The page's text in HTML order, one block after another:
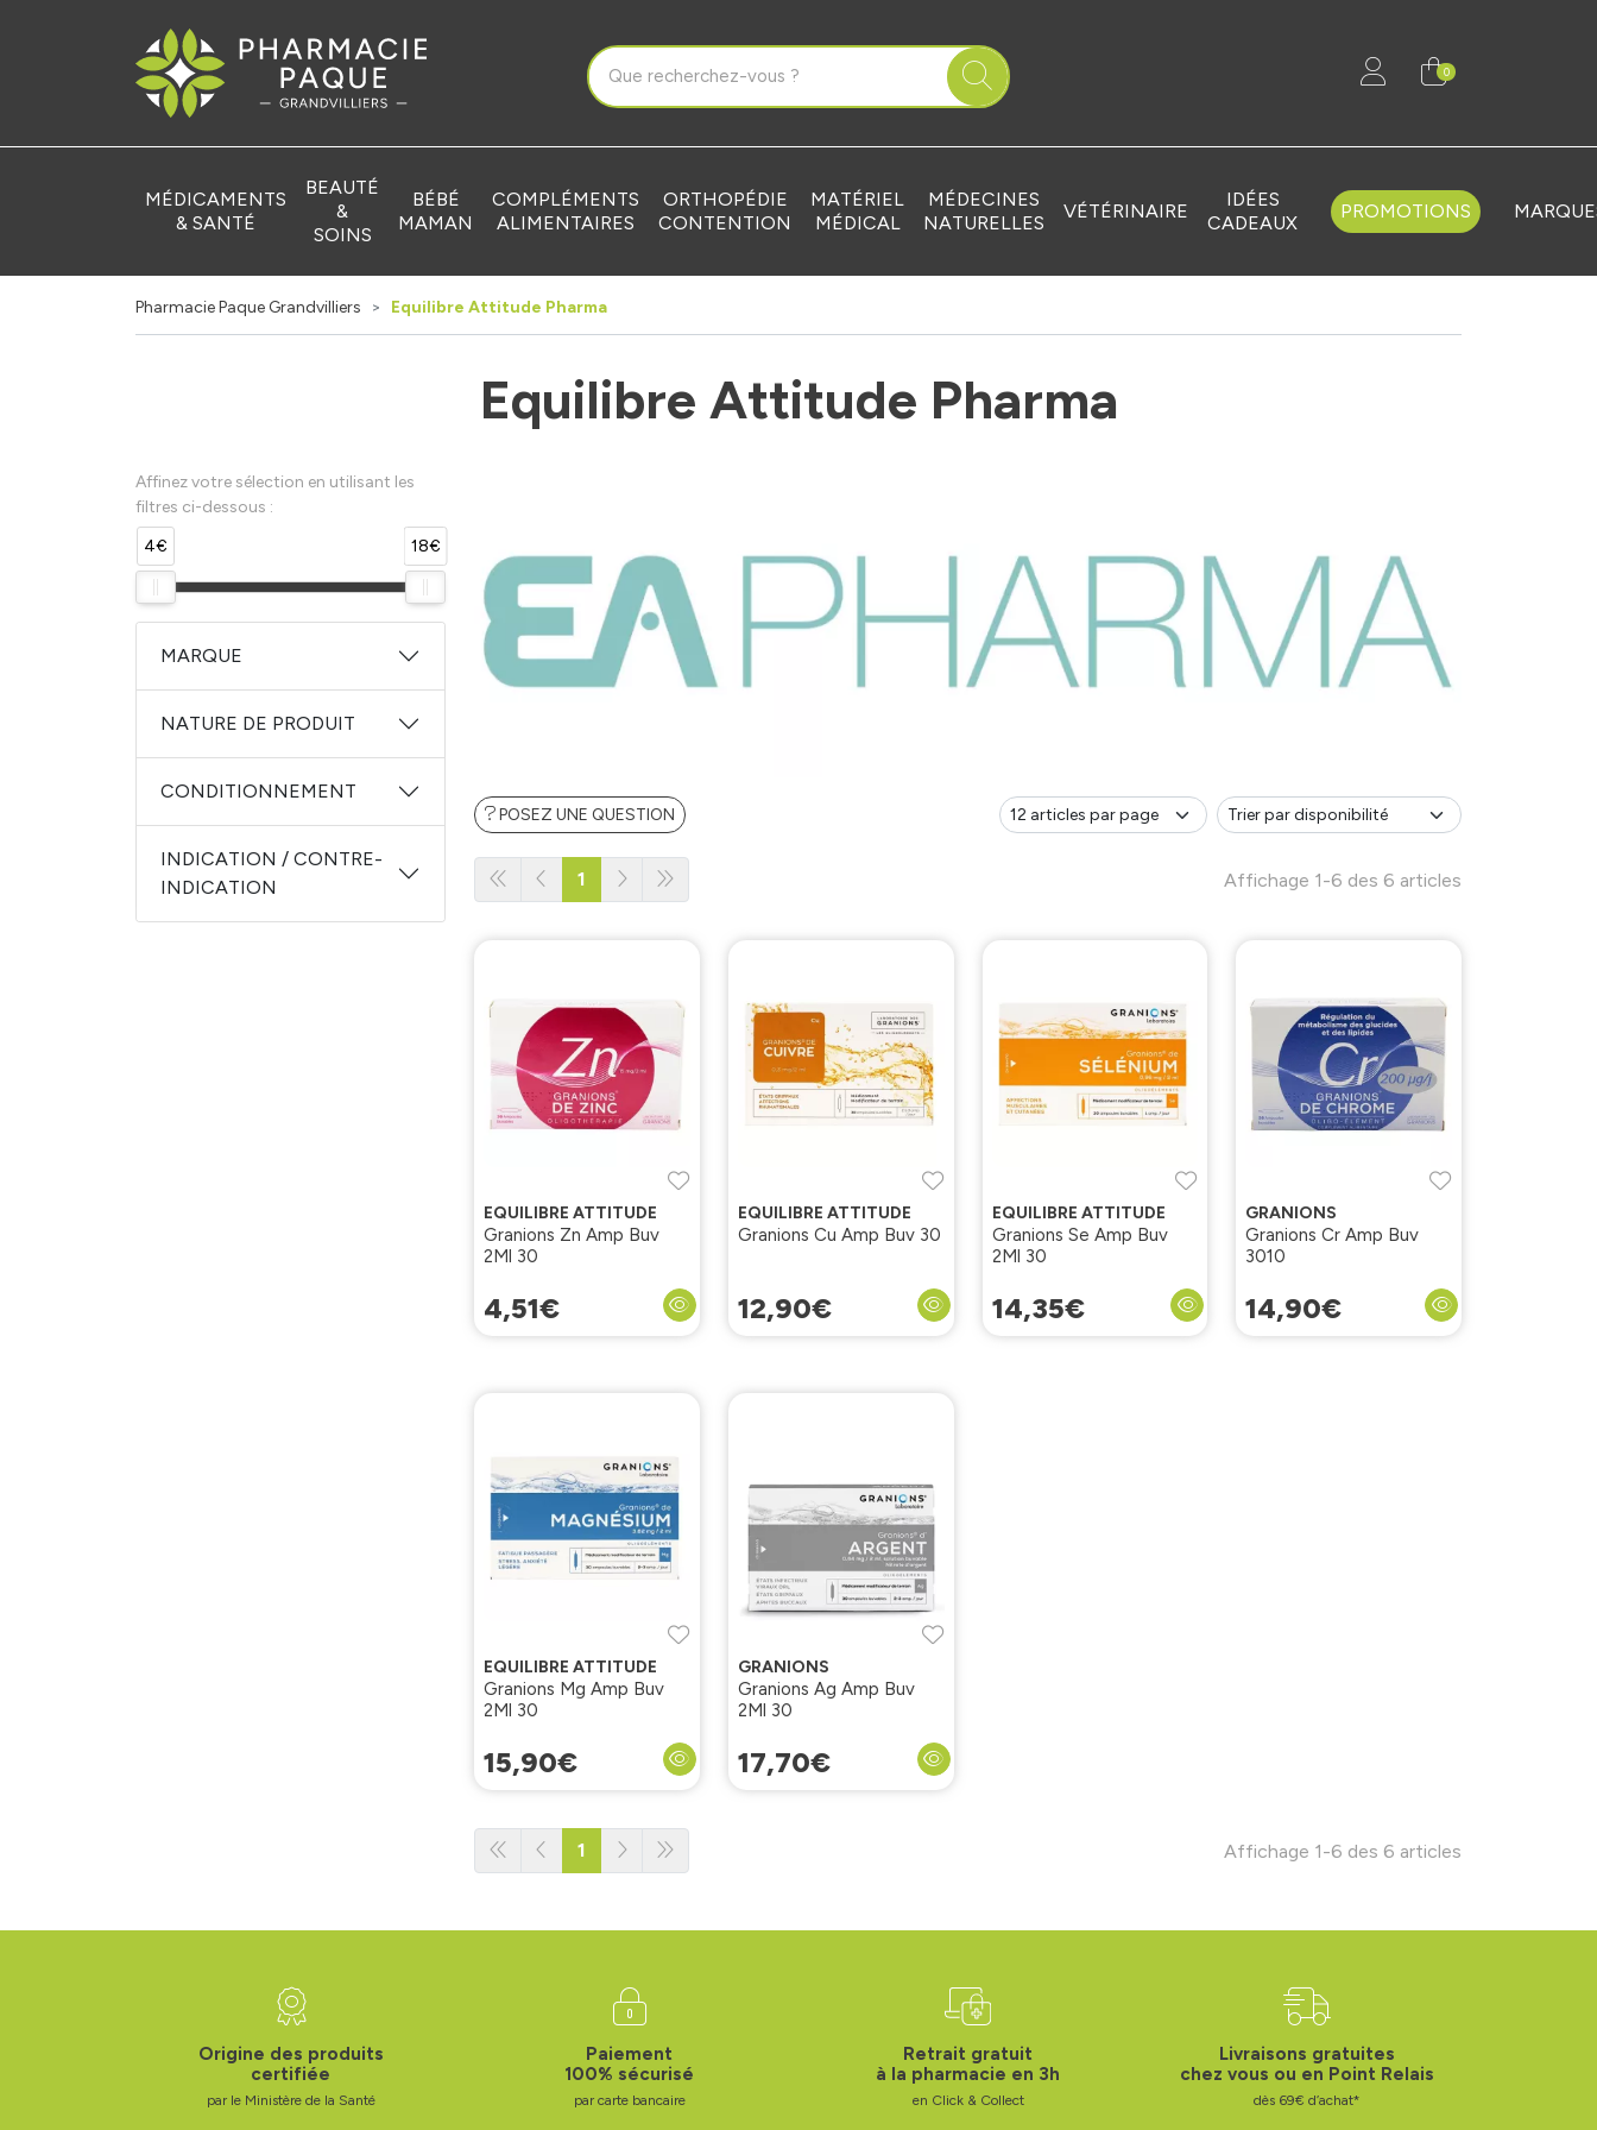
Pharmacie Paque Grandvilliers Votre pharmacie en ligne à votre service
0
MÉDICAMENTS
& SANTÉ
BEAUTÉ
&
SOINS
BÉBÉ
MAMAN
COMPLÉMENTS
ALIMENTAIRES
ORTHOPÉDIE
CONTENTION
MATÉRIEL
MÉDICAL
MÉDECINES
NATURELLES
VÉTÉRINAIRE
IDÉES
CADEAUX
PROMOTIONS
Pharmacie Paque Grandvilliers Equilibre Attitude Pharma
Equilibre Attitude Pharma
POSEZ UNE QUESTION
Affichage 1-6 des 6 articles
1
EQUILIBRE ATTITUDE
Granions Zn Amp Buv
2Ml 30
4,51€
EQUILIBRE ATTITUDE
Granions Cu Amp Buv 30
12,90€
EQUILIBRE ATTITUDE
Granions Se Amp Buv
2Ml 30
14,35€
GRANIONS
Granions Cr Amp Buv
3010
14,90€
EQUILIBRE ATTITUDE
Granions Mg Amp Buv
2Ml 30
15,90€
GRANIONS
Granions Ag Amp Buv
2Ml 30
17,70€
Affichage 1-6 des 6 articles
1
Affinez votre sélection en utilisant les
filtres ci-dessous :
4€
18€
MARQUE
NATURE DE PRODUIT
CONDITIONNEMENT
INDICATION / CONTRE-
INDICATION
Origine des produits
certifiée
par le Ministère de la Santé
Paiement
100% sécurisé
par carte bancaire
Retrait gratuit
à la pharmacie en 3h
en Click & Collect
Livraisons gratuites
chez vous ou en Point Relais
dès 69€ d’achat*